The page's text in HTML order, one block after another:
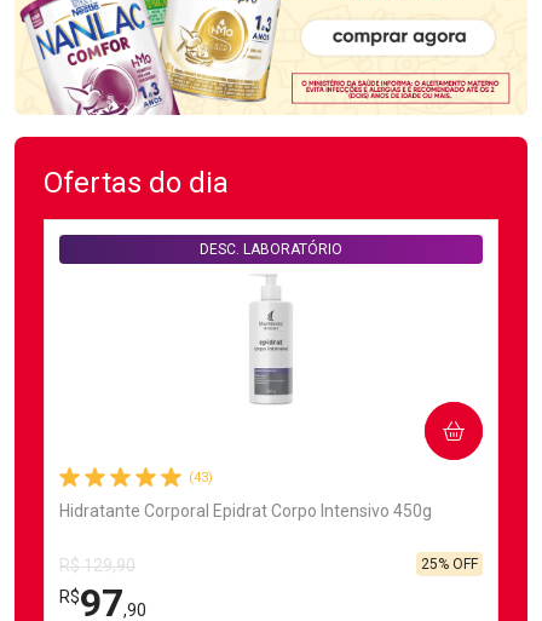
Ofertas do dia
(43)
Hidratante Corporal Epidrat Corpo Intensivo 450g
DESC. LABORATÓRIO
R$ 129,90
R$97,90
25% OFF
COMPRAR